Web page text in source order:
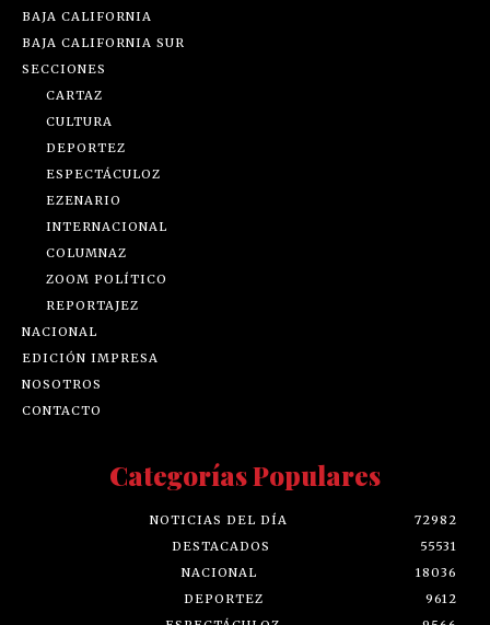
BAJA CALIFORNIA
BAJA CALIFORNIA SUR
SECCIONES
CARTAZ
CULTURA
DEPORTEZ
ESPECTÁCULOZ
EZENARIO
INTERNACIONAL
COLUMNAZ
ZOOM POLÍTICO
REPORTAJEZ
NACIONAL
EDICIÓN IMPRESA
NOSOTROS
CONTACTO
Categorías Populares
NOTICIAS DEL DÍA
72982
DESTACADOS
55531
NACIONAL
18036
DEPORTEZ
9612